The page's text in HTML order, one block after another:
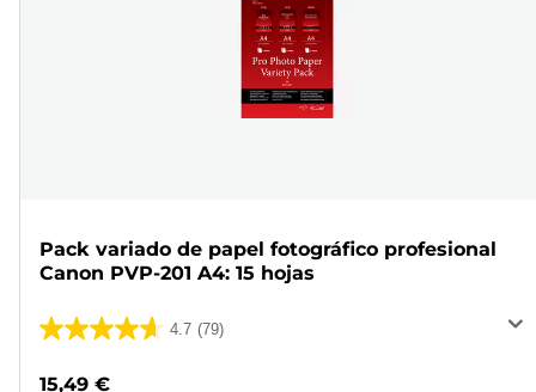
Pack variado de papel fotográfico profesional
Canon PVP-201 A4: 15 hojas
4.7 (79)
4.7
15,49 €